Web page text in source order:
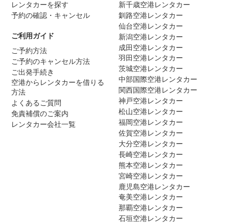
レンタカーを探す
予約の確認・キャンセル
ご利用ガイド
ご予約方法
ご予約のキャンセル方法
ご出発手続き
空港からレンタカーを借りる
方法
よくあるご質問
免責補償のご案内
レンタカー会社一覧
新千歳空港レンタカー
釧路空港レンタカー
仙台空港レンタカー
新潟空港レンタカー
成田空港レンタカー
羽田空港レンタカー
茨城空港レンタカー
中部国際空港レンタカー
関西国際空港レンタカー
神戸空港レンタカー
松山空港レンタカー
福岡空港レンタカー
佐賀空港レンタカー
大分空港レンタカー
長崎空港レンタカー
熊本空港レンタカー
宮崎空港レンタカー
鹿児島空港レンタカー
奄美空港レンタカー
那覇空港レンタカー
石垣空港レンタカー